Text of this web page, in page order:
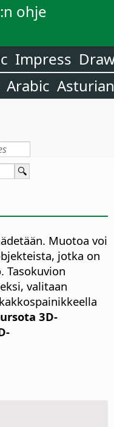
ohje
Impress
Arabic Asturian
Muotoa voi
jotka on
Tasokuvion
valitaan
3D-